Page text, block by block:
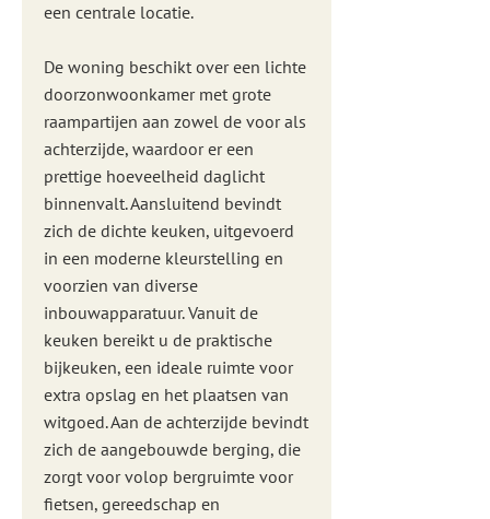
een centrale locatie.
De woning beschikt over een lichte
doorzonwoonkamer met grote
raampartijen aan zowel de voor als
achterzijde, waardoor er een
prettige hoeveelheid daglicht
binnenvalt. Aansluitend bevindt
zich de dichte keuken, uitgevoerd
in een moderne kleurstelling en
voorzien van diverse
inbouwapparatuur. Vanuit de
keuken bereikt u de praktische
bijkeuken, een ideale ruimte voor
extra opslag en het plaatsen van
witgoed. Aan de achterzijde bevindt
zich de aangebouwde berging, die
zorgt voor volop bergruimte voor
fietsen, gereedschap en